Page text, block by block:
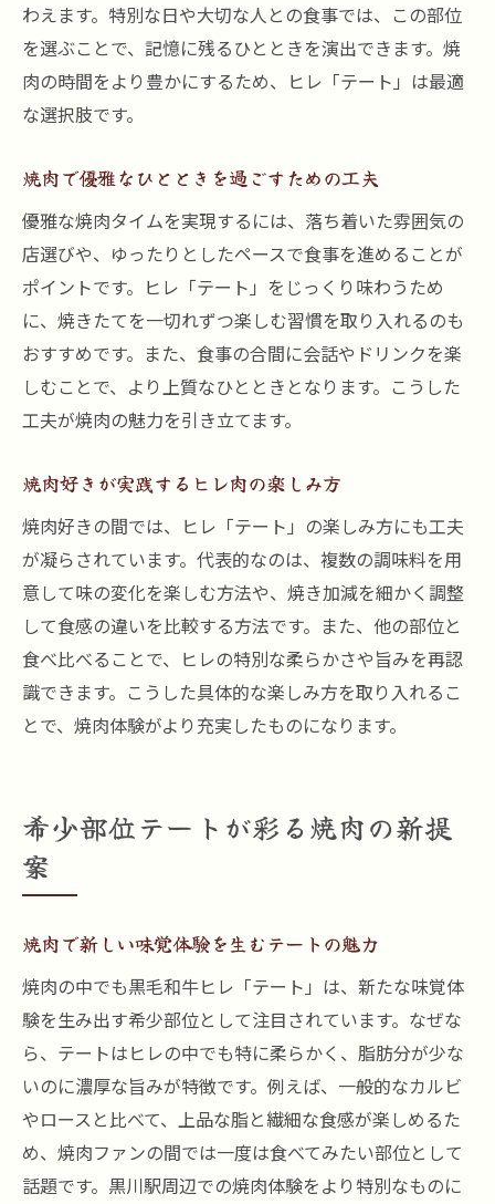
わえます。特別な日や大切な人との食事では、この部位
を選ぶことで、記憶に残るひとときを演出できます。焼
肉の時間をより豊かにするため、ヒレ「テート」は最適
な選択肢です。
焼肉で優雅なひとときを過ごすための工夫
優雅な焼肉タイムを実現するには、落ち着いた雰囲気の
店選びや、ゆったりとしたペースで食事を進めることが
ポイントです。ヒレ「テート」をじっくり味わうため
に、焼きたてを一切れずつ楽しむ習慣を取り入れるのも
おすすめです。また、食事の合間に会話やドリンクを楽
しむことで、より上質なひとときとなります。こうした
工夫が焼肉の魅力を引き立てます。
焼肉好きが実践するヒレ肉の楽しみ方
焼肉好きの間では、ヒレ「テート」の楽しみ方にも工夫
が凝らされています。代表的なのは、複数の調味料を用
意して味の変化を楽しむ方法や、焼き加減を細かく調整
して食感の違いを比較する方法です。また、他の部位と
食べ比べることで、ヒレの特別な柔らかさや旨みを再認
識できます。こうした具体的な楽しみ方を取り入れるこ
とで、焼肉体験がより充実したものになります。
希少部位テートが彩る焼肉の新提
案
焼肉で新しい味覚体験を生むテートの魅力
焼肉の中でも黒毛和牛ヒレ「テート」は、新たな味覚体
験を生み出す希少部位として注目されています。なぜな
ら、テートはヒレの中でも特に柔らかく、脂肪分が少な
いのに濃厚な旨みが特徴です。例えば、一般的なカルビ
やロースと比べて、上品な脂と繊細な食感が楽しめるた
め、焼肉ファンの間では一度は食べてみたい部位として
話題です。黒川駅周辺での焼肉体験をより特別なものに